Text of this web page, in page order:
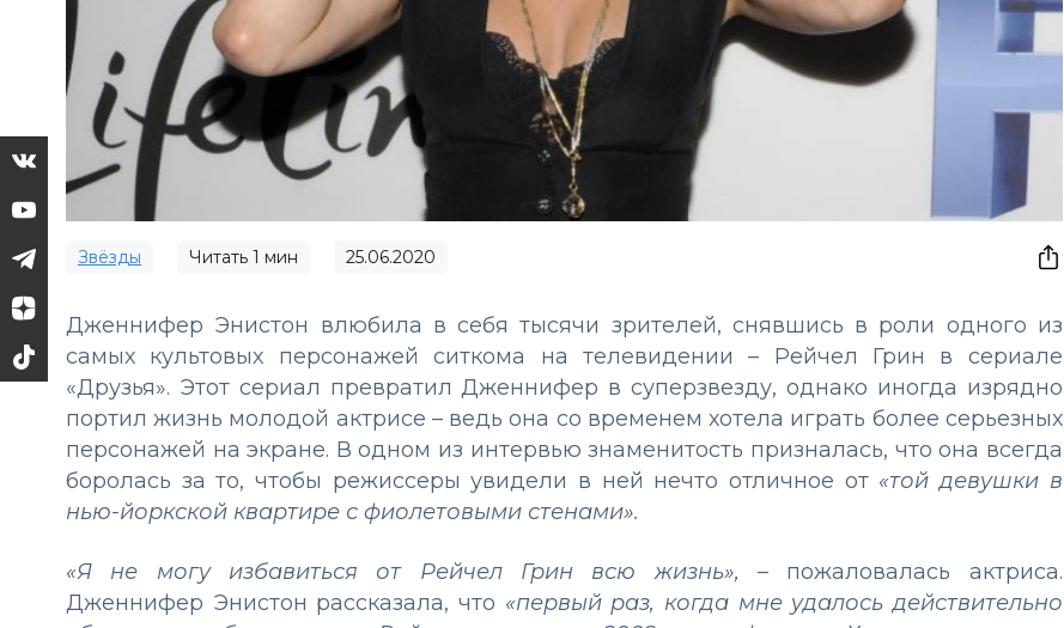
Звёзды Читать 1 мин 25.06.2020
Дженнифер Энистон влюбила в себя тысячи зрителей, снявшись в роли одного из
самых культовых персонажей ситкома на телевидении – Рейчел Грин в сериале
«Друзья». Этот сериал превратил Дженнифер в суперзвезду, однако иногда изрядно
портил жизнь молодой актрисе – ведь она со временем хотела играть более серьезных
персонажей на экране. В одном из интервью знаменитость призналась, что она всегда
боролась за то, чтобы режиссеры увидели в ней нечто отличное от «той девушки в
нью-йоркской квартире с фиолетовыми стенами».
«Я не могу избавиться от Рейчел Грин всю жизнь»,– пожаловалась актриса.
Дженнифер Энистон рассказала, что «первый раз, когда мне удалось действительно